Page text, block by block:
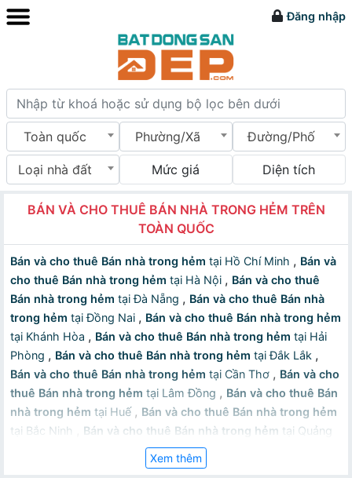
Đăng nhập
Toàn quốc Phường/Xã Đường/Phố
Loại nhà đất Mức giá Diện tích
BÁN VÀ CHO THUÊ BÁN NHÀ TRONG HẺM TRÊN
TOÀN QUỐC
Bán và cho thuê Bán nhà trong hẻm tại Hồ Chí Minh , Bán và
cho thuê Bán nhà trong hẻm tại Hà Nội , Bán và cho thuê
Bán nhà trong hẻm tại Đà Nẵng , Bán và cho thuê Bán nhà
trong hẻm tại Đồng Nai , Bán và cho thuê Bán nhà trong hẻm
tại Khánh Hòa , Bán và cho thuê Bán nhà trong hẻm tại Hải
Phòng , Bán và cho thuê Bán nhà trong hẻm tại Đắk Lắk ,
Bán và cho thuê Bán nhà trong hẻm tại Cần Thơ , Bán và cho
thuê Bán nhà trong hẻm tại Lâm Đồng , Bán và cho thuê Bán
nhà trong hẻm tại Huế , Bán và cho thuê Bán nhà trong hẻm
tại Bắc Ninh
Bán và cho thuê Bán nhà trong hẻm tại Quảng
Bán và cho thuê Bán nhà trong hẻm
Bán và cho thuê Bán nhà trong hẻmtại Nghệ An
Xem thêm